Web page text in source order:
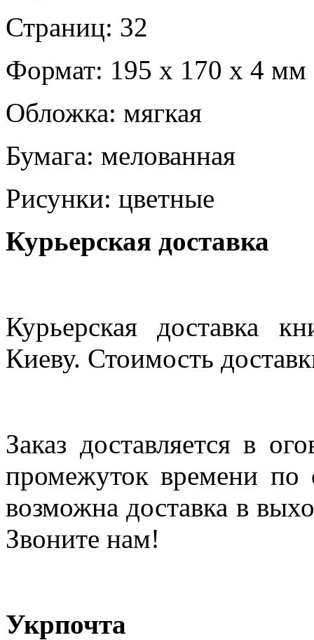
Страниц: 32
Формат: 195 х 170 х 4 мм
Обложка: мягкая
Бумага: мелованная
Рисунки: цветные
Курьерская доставка
Курьерская доставка
Киеву. Стоимость
Заказ доставляется в
промежуток времени по
возможна доставка в
Звоните нам!
Укрпочта